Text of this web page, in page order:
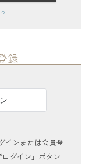
録
インまたは会員登
グイン」ボタン